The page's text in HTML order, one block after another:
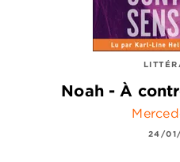
Noah - À
24/